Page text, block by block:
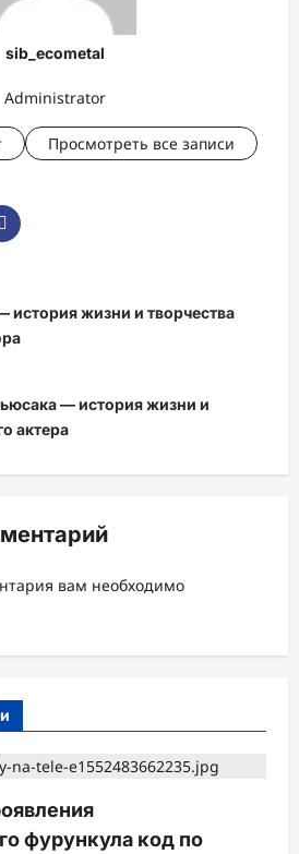
sib_ecometal
Administrator
Просмотреть все записи
история жизни и творчества
— история жизни и
актера
вам необходимо
фурункула код по